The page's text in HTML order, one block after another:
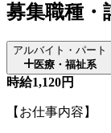
募集職種・
アルバイト・パート
医療・福祉系
時給1,120円
【お仕事内容】